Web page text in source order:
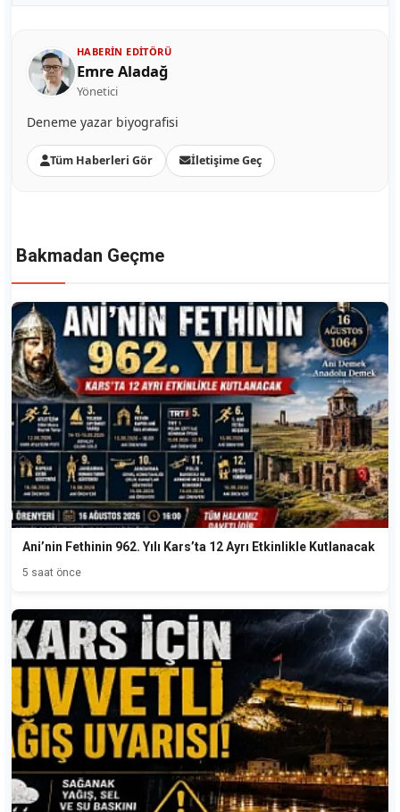
HABERIN EDITÖRÜ
Emre Aladağ
Yönetici
Deneme yazar biyografisi
Tüm Haberleri Gör İletişime Geç
Bakmadan Geçme
Ani’nin Fethinin 962. Yılı Kars’ta 12 Ayrı Etkinlikle Kutlanacak
5 saat önce